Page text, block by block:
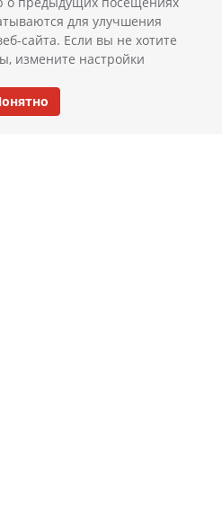
для улучшения
сайта. Если вы не хотите
измените настройки